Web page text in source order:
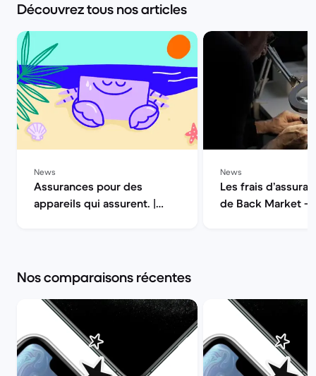
Découvrez tous nos articles
News
Assurances pour des
appareils qui assurent. |
News
Les frais
de Back Market
Nos comparaisons récentes